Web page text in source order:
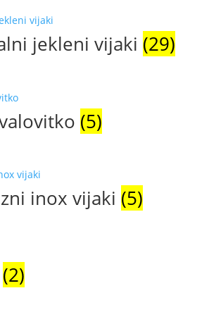
jekleni vijaki (29)
(5)
inox vijaki (5)
(2)